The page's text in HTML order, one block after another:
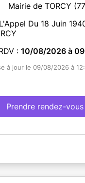
Mairie de TORCY
Du 18 Juin
: 10/08/2026 à
à jour le 09/08/2026 à
Prendre rendez-vous